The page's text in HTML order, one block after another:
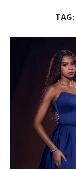
TAG: